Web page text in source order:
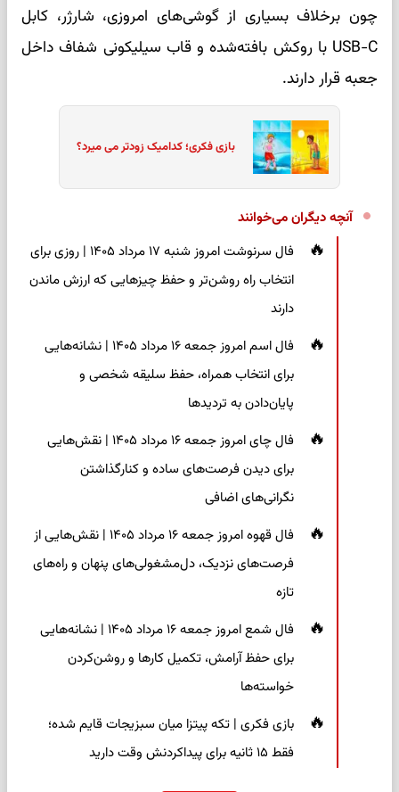
چون برخلاف بسیاری از گوشی‌های امروزی، شارژر، کابل
USB-C با روکش بافته‌شده و قاب سیلیکونی شفاف داخل
جعبه قرار دارند.
بازی فکری؛ کدامیک زودتر می میرد؟
آنچه دیگران می‌خوانند
فال سرنوشت امروز شنبه ۱۷ مرداد ۱۴۰۵ | روزی برای
انتخاب راه روشن‌تر و حفظ چیزهایی که ارزش ماندن
دارند
فال اسم امروز جمعه ۱۶ مرداد ۱۴۰۵ | نشانه‌هایی
برای انتخاب همراه، حفظ سلیقه شخصی و
پایان‌دادن به تردیدها
فال چای امروز جمعه ۱۶ مرداد ۱۴۰۵ | نقش‌هایی
برای دیدن فرصت‌های ساده و کنارگذاشتن
نگرانی‌های اضافی
فال قهوه امروز جمعه ۱۶ مرداد ۱۴۰۵ | نقش‌هایی از
فرصت‌های نزدیک، دل‌مشغولی‌های پنهان و راه‌های
تازه
فال شمع امروز جمعه ۱۶ مرداد ۱۴۰۵ | نشانه‌هایی
برای حفظ آرامش، تکمیل کارها و روشن‌کردن
خواسته‌ها
بازی فکری | تکه پیتزا میان سبزیجات قایم شده؛
فقط ۱۵ ثانیه برای پیداکردنش وقت دارید